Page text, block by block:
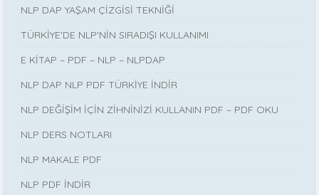
NLP DAP YAŞAM ÇİZGİSİ TEKNİĞİ
TÜRKİYE'DE NLP'NİN SIRADIŞI KULLANIMI
E KİTAP – PDF – NLP – NLPDAP
NLP DAP NLP PDF TÜRKİYE İNDİR
NLP DEĞİŞİM İÇİN ZİHNİNİZİ KULLANIN PDF – PDF OKU
NLP DERS NOTLARI
NLP MAKALE PDF
NLP PDF İNDİR